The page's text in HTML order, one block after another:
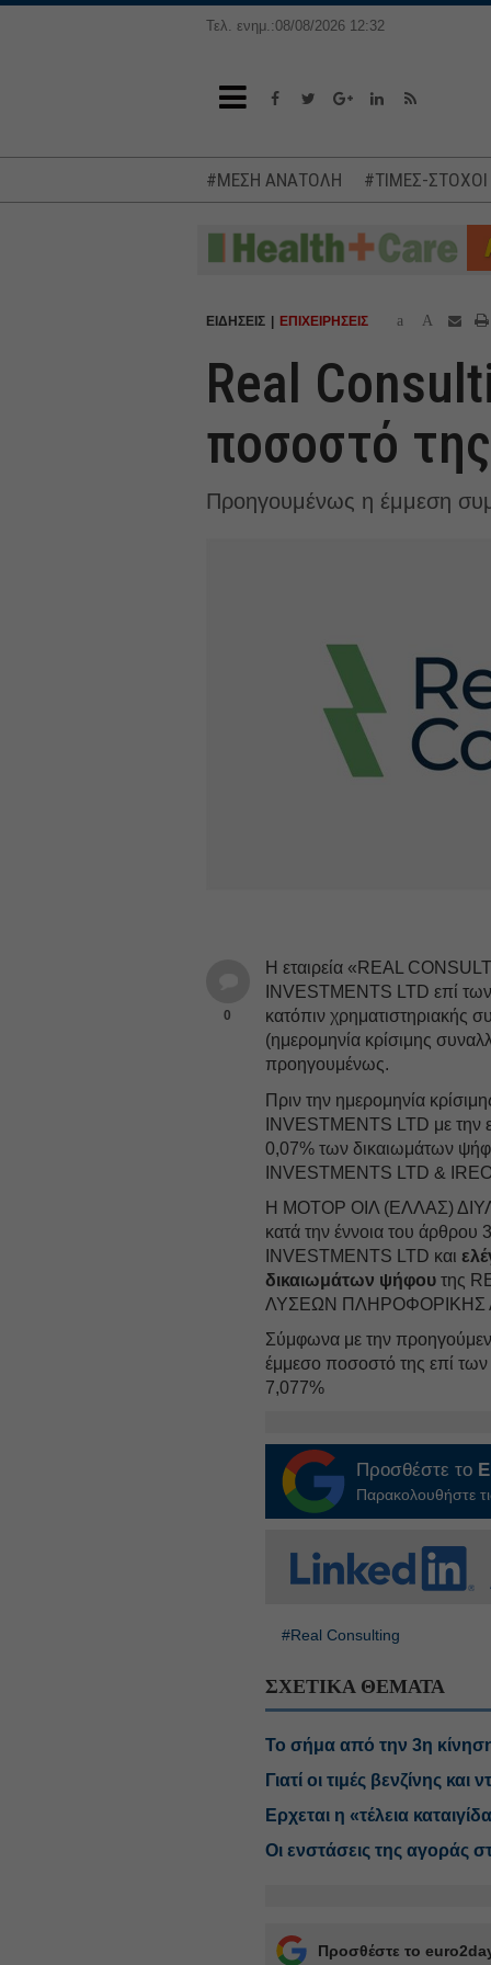
Τελ. ενημ.:08/08/2026 12:32
#ΜΕΣΗ ΑΝΑΤΟΛΗ #ΤΙΜΕΣ-
ΕΙΔΗΣΕΙΣ ΕΠΙΧΕΙΡΗΣΕΙΣ a A
Real
ποσοστό
Προηγουμένως η έμμεση
0
Η εταιρεία «REAL
INVESTMENTS LTD επί
κατόπιν χρηματιστηριακής
(ημερομηνία κρίσιμης
προηγουμένως.
Πριν την ημερομηνία
INVESTMENTS LTD με
0,07% των δικαιωμάτων
INVESTMENTS LTD &
Η ΜΟΤΟΡ ΟΙΛ (ΕΛΛΑΣ)
κατά την έννοια του
INVESTMENTS LTD και
δικαιωμάτων ψήφου της
ΛΥΣΕΩΝ ΠΛΗΡΟΦΟΡΙΚΗΣ
Σύμφωνα με την
έμμεσο ποσοστό της επί
7,077%
Προσθέστε το
Παρακολουθήστε
#Real Consulting
ΣΧΕΤΙΚΑ ΘΕΜΑΤΑ
Το σήμα από την 3η
Γιατί οι τιμές βενζίνης
Ερχεται η «τέλεια
Οι ενστάσεις της αγοράς
Προσθέστε το